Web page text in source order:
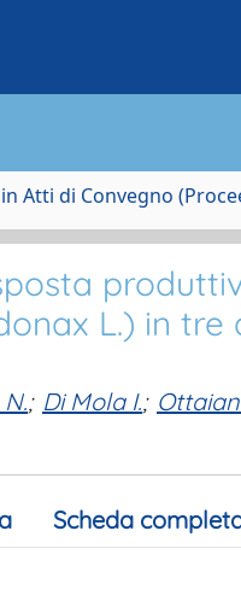
Atti di Convegno
L.) in
; Di Mola I.;
Scheda